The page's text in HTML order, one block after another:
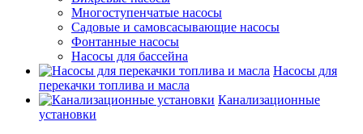
Многоступенчатые насосы
Садовые и самовсасывающие насосы
Фонтанные насосы
Насосы для бассейна
Насосы для
перекачки топлива и масла
Канализационные
установки